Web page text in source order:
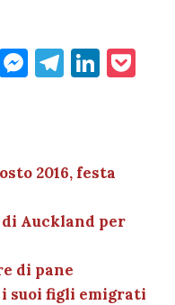
W M
g
er
T
a
m
Li
dI
2016, festa
Auckland per
di pane
i suoi figli emigrati